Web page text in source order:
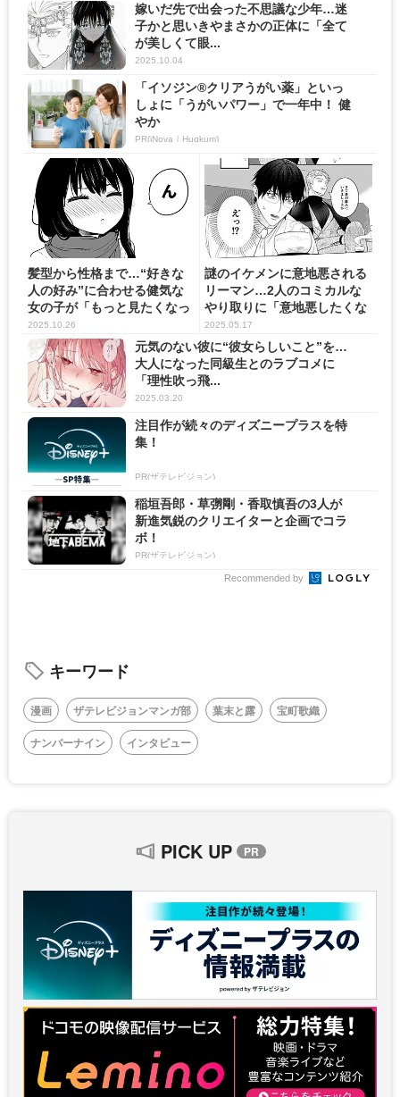
嫁いだ先で出会った不思議な少年…迷
子かと思いきやまさかの正体に「全て
が美しくて眼...
2025.10.04
「イソジン®クリアうがい薬」といっ
しょに「うがいパワー」で一年中！ 健
やか
PR(iNova｜Hugkum)
髪型から性格まで…“好きな
人の好み”に合わせる健気な
女の子が「もっと見たくなっ
ち...
2025.10.26
謎のイケメンに意地悪される
リーマン…2人のコミカルな
やり取りに「意地悪したくな
る...
2025.05.17
元気のない彼に“彼女らしいこと”を…
大人になった同級生とのラブコメに
「理性吹っ飛...
2025.03.20
注目作が続々のディズニープラスを特
集！
PR(ザテレビジョン)
稲垣吾郎・草彅剛・香取慎吾の3人が
新進気鋭のクリエイターと企画でコラ
ボ！
PR(ザテレビジョン)
Recommended by
キーワード
漫画 ザテレビジョンマンガ部 葉末と露
宝町歌織
ナンバーナイン
インタビュー
PICK UP